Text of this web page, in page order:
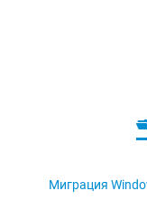
Миграция